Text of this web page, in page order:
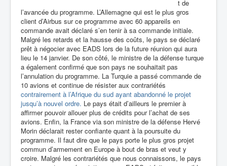
t de
l’avancée du programme. L’Allemagne qui est le plus gros
client d’Airbus sur ce programme avec 60 appareils en
commande avait déclaré s’en tenir à sa commande initiale.
Malgré les retards et la hausse des coûts, le pays se déclaré
prêt à négocier avec EADS lors de la future réunion qui aura
lieu le 14 janvier. De son côté, le ministre de la défense turque
a également confirmé que son pays ne souhaitait pas
l’annulation du programme. La Turquie a passé commande de
10 avions et continue de résister aux contrariétés
contrairement à l’Afrique du sud ayant abandonné le projet
jusqu’à nouvel ordre. Le pays était d’ailleurs le premier à
affirmer pouvoir allouer plus de crédits pour l’achat de ses
avions. Enfin, la France via son ministre de la défense Hervé
Morin déclarait rester confiante quant à la poursuite du
programme. Il faut dire que le pays porte le plus gros projet
commun d’armement en Europe à bout de bras et veut y
croire. Malgré les contrariétés que nous connaissons, le pays